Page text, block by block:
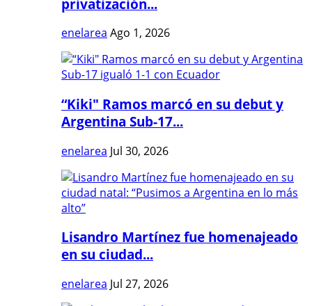
privatización...
enelarea Ago 1, 2026
“Kiki" Ramos marcó en su debut y
Argentina Sub-17...
enelarea Jul 30, 2026
Lisandro Martínez fue homenajeado
en su ciudad...
enelarea Jul 27, 2026